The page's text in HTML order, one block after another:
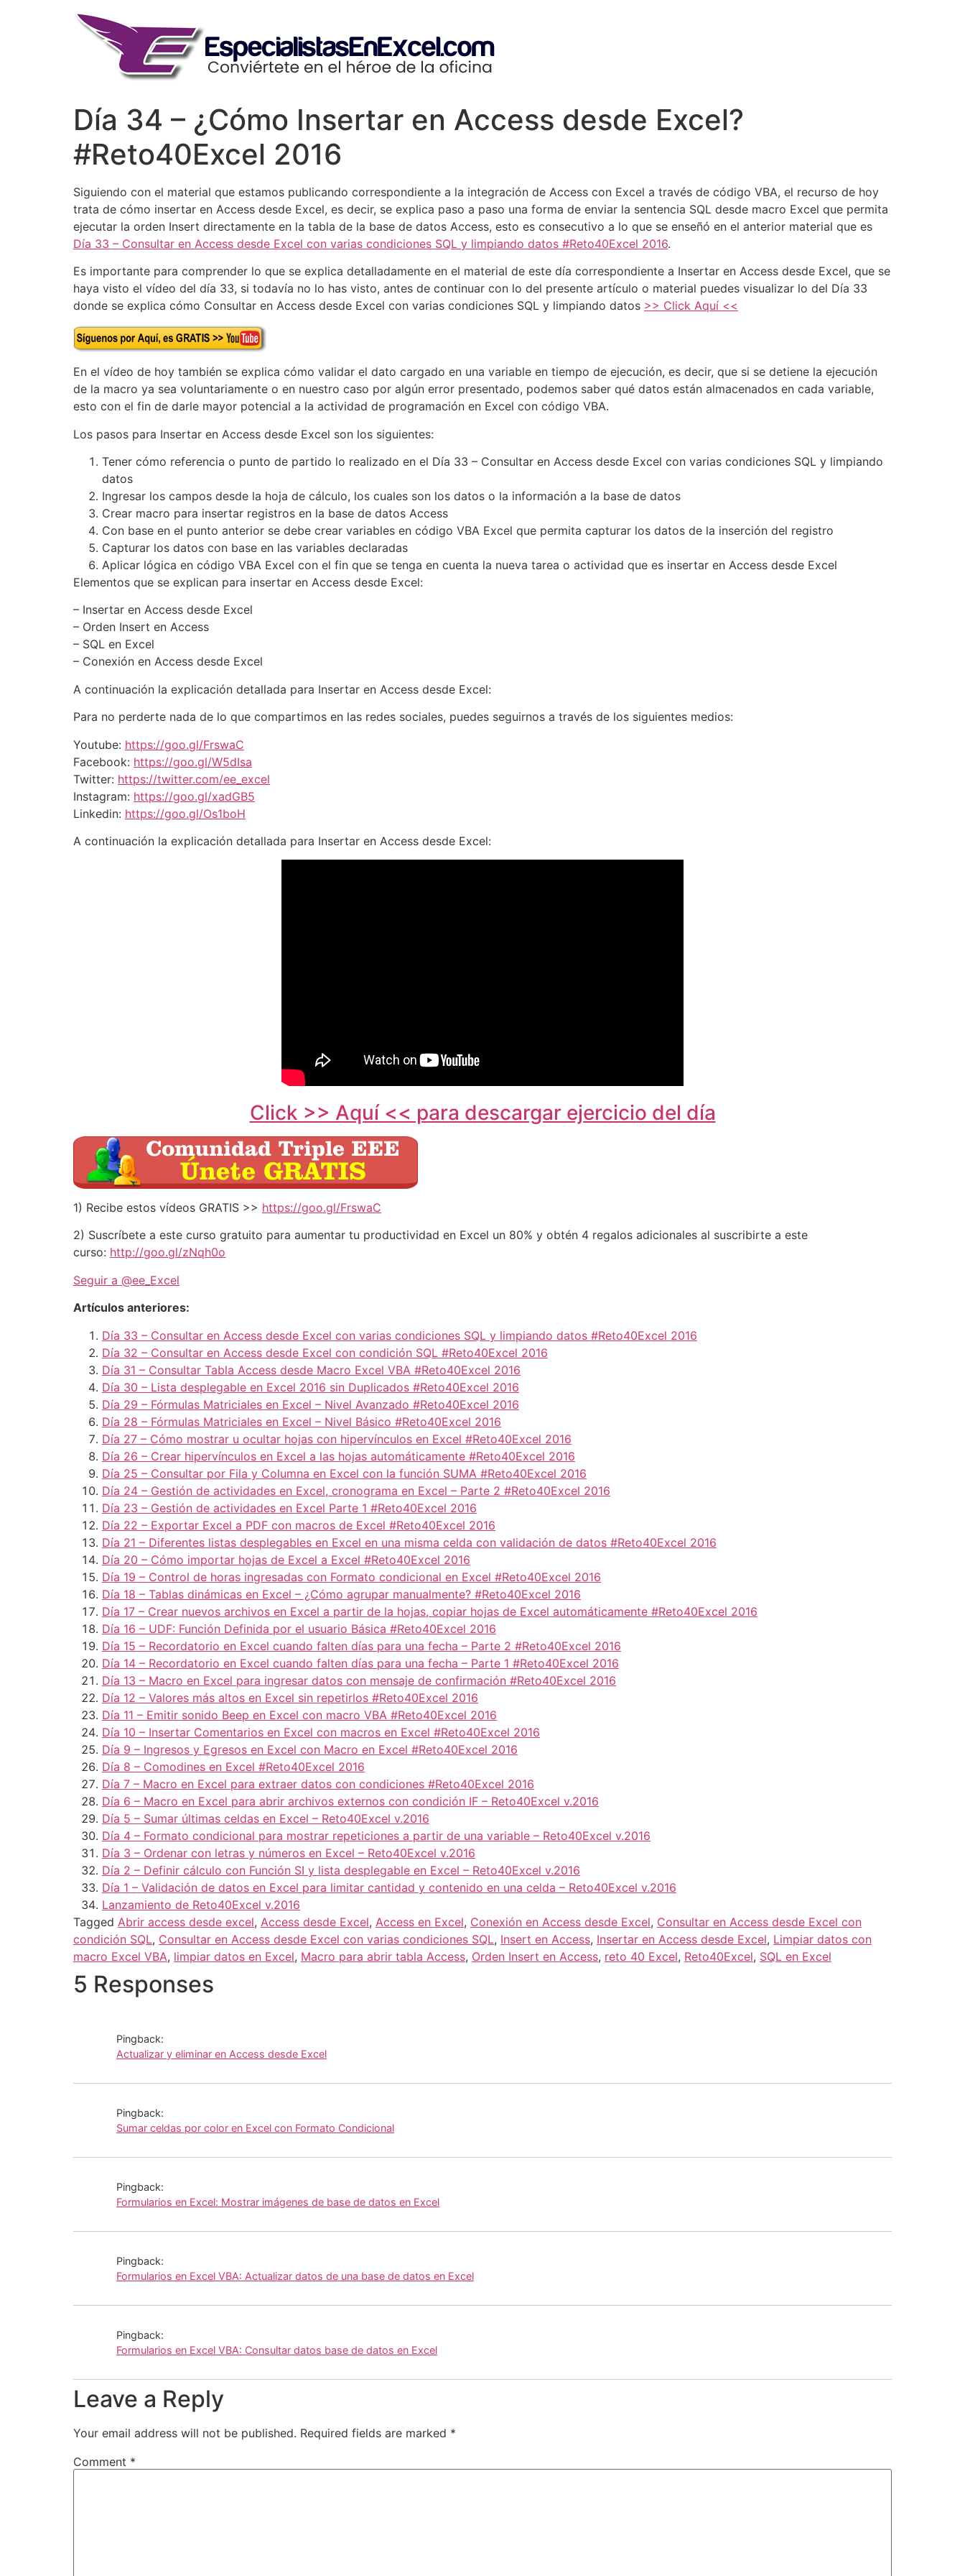
Día 34 – ¿Cómo Insertar en Access desde Excel?
#Reto40Excel 2016
Siguiendo con el material que estamos publicando correspondiente a la integración de Access con Excel a través de código VBA, el recurso de hoy
trata de cómo insertar en Access desde Excel, es decir, se explica paso a paso una forma de enviar la sentencia SQL desde macro Excel que permita
ejecutar la orden Insert directamente en la tabla de la base de datos Access, esto es consecutivo a lo que se enseñó en el anterior material que es
Día 33 – Consultar en Access desde Excel con varias condiciones SQL y limpiando datos #Reto40Excel 2016.
Es importante para comprender lo que se explica detalladamente en el material de este día correspondiente a Insertar en Access desde Excel, que se
haya visto el vídeo del día 33, si todavía no lo has visto, antes de continuar con lo del presente artículo o material puedes visualizar lo del Día 33
donde se explica cómo Consultar en Access desde Excel con varias condiciones SQL y limpiando datos >> Click Aquí <<
En el vídeo de hoy también se explica cómo validar el dato cargado en una variable en tiempo de ejecución, es decir, que si se detiene la ejecución
de la macro ya sea voluntariamente o en nuestro caso por algún error presentado, podemos saber qué datos están almacenados en cada variable,
esto con el fin de darle mayor potencial a la actividad de programación en Excel con código VBA.
Los pasos para Insertar en Access desde Excel son los siguientes:
Tener cómo referencia o punto de partido lo realizado en el Día 33 – Consultar en Access desde Excel con varias condiciones SQL y limpiando
datos
Ingresar los campos desde la hoja de cálculo, los cuales son los datos o la información a la base de datos
Crear macro para insertar registros en la base de datos Access
Con base en el punto anterior se debe crear variables en código VBA Excel que permita capturar los datos de la inserción del registro
Capturar los datos con base en las variables declaradas
Aplicar lógica en código VBA Excel con el fin que se tenga en cuenta la nueva tarea o actividad que es insertar en Access desde Excel
Elementos que se explican para insertar en Access desde Excel:
– Insertar en Access desde Excel
– Orden Insert en Access
– SQL en Excel
– Conexión en Access desde Excel
A continuación la explicación detallada para Insertar en Access desde Excel:
Para no perderte nada de lo que compartimos en las redes sociales, puedes seguirnos a través de los siguientes medios:
Youtube: https://goo.gl/FrswaC
Facebook: https://goo.gl/W5dIsa
Twitter: https://twitter.com/ee_excel
Instagram: https://goo.gl/xadGB5
Linkedin: https://goo.gl/Os1boH
A continuación la explicación detallada para Insertar en Access desde Excel:
Click >> Aquí << para descargar ejercicio del día
1) Recibe estos vídeos GRATIS >> https://goo.gl/FrswaC
2) Suscríbete a este curso gratuito para aumentar tu productividad en Excel un 80% y obtén 4 regalos adicionales al suscribirte a este
curso: http://goo.gl/zNqh0o
Seguir a @ee_Excel
Artículos anteriores:
Día 33 – Consultar en Access desde Excel con varias condiciones SQL y limpiando datos #Reto40Excel 2016
Día 32 – Consultar en Access desde Excel con condición SQL #Reto40Excel 2016
Día 31 – Consultar Tabla Access desde Macro Excel VBA #Reto40Excel 2016
Día 30 – Lista desplegable en Excel 2016 sin Duplicados #Reto40Excel 2016
Día 29 – Fórmulas Matriciales en Excel – Nivel Avanzado #Reto40Excel 2016
Día 28 – Fórmulas Matriciales en Excel – Nivel Básico #Reto40Excel 2016
Día 27 – Cómo mostrar u ocultar hojas con hipervínculos en Excel #Reto40Excel 2016
Día 26 – Crear hipervínculos en Excel a las hojas automáticamente #Reto40Excel 2016
Día 25 – Consultar por Fila y Columna en Excel con la función SUMA #Reto40Excel 2016
Día 24 – Gestión de actividades en Excel, cronograma en Excel – Parte 2 #Reto40Excel 2016
Día 23 – Gestión de actividades en Excel Parte 1 #Reto40Excel 2016
Día 22 – Exportar Excel a PDF con macros de Excel #Reto40Excel 2016
Día 21 – Diferentes listas desplegables en Excel en una misma celda con validación de datos #Reto40Excel 2016
Día 20 – Cómo importar hojas de Excel a Excel #Reto40Excel 2016
Día 19 – Control de horas ingresadas con Formato condicional en Excel #Reto40Excel 2016
Día 18 – Tablas dinámicas en Excel – ¿Cómo agrupar manualmente? #Reto40Excel 2016
Día 17 – Crear nuevos archivos en Excel a partir de la hojas, copiar hojas de Excel automáticamente #Reto40Excel 2016
Día 16 – UDF: Función Definida por el usuario Básica #Reto40Excel 2016
Día 15 – Recordatorio en Excel cuando falten días para una fecha – Parte 2 #Reto40Excel 2016
Día 14 – Recordatorio en Excel cuando falten días para una fecha – Parte 1 #Reto40Excel 2016
Día 13 – Macro en Excel para ingresar datos con mensaje de confirmación #Reto40Excel 2016
Día 12 – Valores más altos en Excel sin repetirlos #Reto40Excel 2016
Día 11 – Emitir sonido Beep en Excel con macro VBA #Reto40Excel 2016
Día 10 – Insertar Comentarios en Excel con macros en Excel #Reto40Excel 2016
Día 9 – Ingresos y Egresos en Excel con Macro en Excel #Reto40Excel 2016
Día 8 – Comodines en Excel #Reto40Excel 2016
Día 7 – Macro en Excel para extraer datos con condiciones #Reto40Excel 2016
Día 6 – Macro en Excel para abrir archivos externos con condición IF – Reto40Excel v.2016
Día 5 – Sumar últimas celdas en Excel – Reto40Excel v.2016
Día 4 – Formato condicional para mostrar repeticiones a partir de una variable – Reto40Excel v.2016
Día 3 – Ordenar con letras y números en Excel – Reto40Excel v.2016
Día 2 – Definir cálculo con Función SI y lista desplegable en Excel – Reto40Excel v.2016
Día 1 – Validación de datos en Excel para limitar cantidad y contenido en una celda – Reto40Excel v.2016
Lanzamiento de Reto40Excel v.2016
Tagged Abrir access desde excel, Access desde Excel, Access en Excel, Conexión en Access desde Excel, Consultar en Access desde Excel con
condición SQL, Consultar en Access desde Excel con varias condiciones SQL, Insert en Access, Insertar en Access desde Excel, Limpiar datos con
macro Excel VBA, limpiar datos en Excel, Macro para abrir tabla Access, Orden Insert en Access, reto 40 Excel, Reto40Excel, SQL en Excel
5 Responses
Pingback:
Actualizar y eliminar en Access desde Excel
Pingback:
Sumar celdas por color en Excel con Formato Condicional
Pingback:
Formularios en Excel: Mostrar imágenes de base de datos en Excel
Pingback:
Formularios en Excel VBA: Actualizar datos de una base de datos en Excel
Pingback:
Formularios en Excel VBA: Consultar datos base de datos en Excel
Leave a Reply
Your email address will not be published. Required fields are marked *
Comment *